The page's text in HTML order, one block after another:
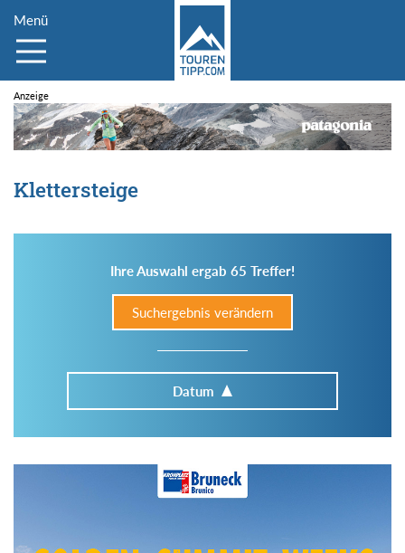
Menü
Klettersteige
Ihre Auswahl ergab 65 Treffer!
Suchergebnis verändern
Datum
Im Tourenarchiv suchen